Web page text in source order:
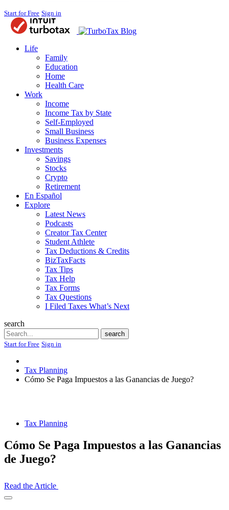
Start for Free Sign in
Blog
Life
Family
Education
Home
Health Care
Work
Income
Income Tax by State
Self-Employed
Small Business
Business Expenses
Investments
Savings
Stocks
Crypto
Retirement
En Español
Explore
Latest News
Podcasts
Creator Tax Center
Student Athlete
Tax Deductions & Credits
BizTaxFacts
Tax Tips
Tax Help
Tax Forms
Tax Questions
I Filed Taxes What’s Next
search
Search
search
Start for Free Sign in
Tax Planning
Cómo Se Paga Impuestos a las Ganancias de Juego?
Tax Planning
Cómo Se Paga Impuestos a las Ganancias
de Juego?
Read the Article
Open